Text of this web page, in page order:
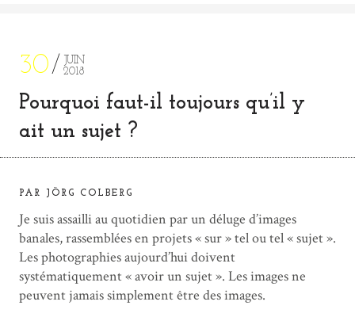
30
JUIN
2018
Pourquoi faut-il toujours qu’il y
ait un sujet ?
PAR JÖRG COLBERG
Je suis assailli au quotidien par un déluge d’images
banales, rassemblées en projets « sur » tel ou tel « sujet ».
Les photographies aujourd’hui doivent
systématiquement « avoir un sujet ». Les images ne
peuvent jamais simplement être des images.